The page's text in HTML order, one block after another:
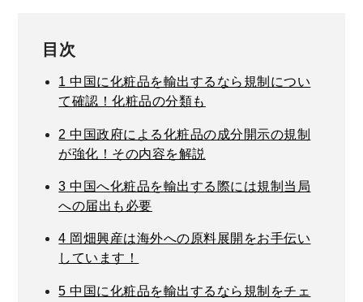
目次
1 中国に化粧品を輸出するなら規制につい
て確認！化粧品の分類も
2 中国政府による化粧品の成分開示の規制
が強化！その内容を解説
3 中国へ化粧品を輸出する際には規制当局
への届出も必要
4 岡畑興産は海外への原料展開をお手伝い
しています！
5 中国に化粧品を輸出するなら規制をチェ